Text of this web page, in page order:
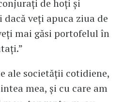
de hoți și
veți apuca ziua de
mai găsi portofelul în
ale societăţii cotidiene,
mea, şi cu care am